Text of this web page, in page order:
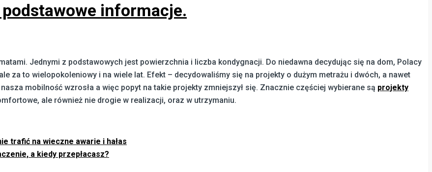
informacje.
Jednymi z podstawowych jest powierzchnia i liczba kondygnacji. Do niedawna decydując się na dom, Polacy
za to wielopokoleniowy i na wiele lat. Efekt – decydowaliśmy się na projekty o dużym metrażu i dwóch, a nawet
mobilność wzrosła a więc popyt na takie projekty zmniejszył się. Znacznie częściej wybierane są projekty
ale również nie drogie w realizacji, oraz w utrzymaniu.
trafić na wieczne awarie i hałas
a kiedy przepłacasz?